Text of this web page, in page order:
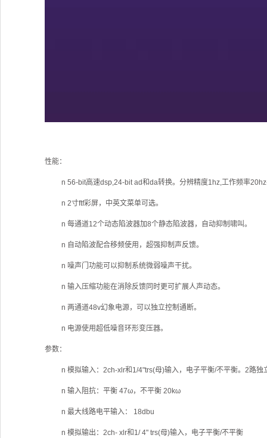
性能：
n 56-bit高速dsp,24-bit ad和da转换。分辨精度1hz,工作频率
n 2寸ftf彩屏，中英文菜单可选。
n 每通道12个动态陷波器加8个静态陷波器，自动抑制啸叫。
n 自动陷波配合移频使用，超强抑制声反馈。
n 噪声门功能可以抑制系统微弱噪声干扰。
n 输入压缩功能在消除反馈同时更可扩展人声动态。
n 两通道48v幻象电源，可以独立控制通断。
n 电源使用超低噪音环形变压器。
参数：
n 模拟输入：2ch-xlr和1/4"trs(母)输入，电子平衡/不平衡。2路独
n 输入阻抗：平衡 47ω，不平衡 20kω
n 最大线路电平输入： 18dbu
n 模拟输出：2ch- xlr和1/ 4" trs(母)输入，电子平衡/不平衡